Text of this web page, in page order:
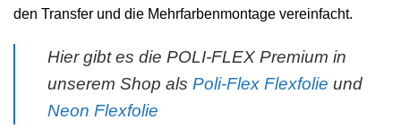
den Transfer und die Mehrfarbenmontage vereinfacht.
Hier gibt es die POLI-FLEX Premium in
unserem Shop als Poli-Flex Flexfolie und
Neon Flexfolie